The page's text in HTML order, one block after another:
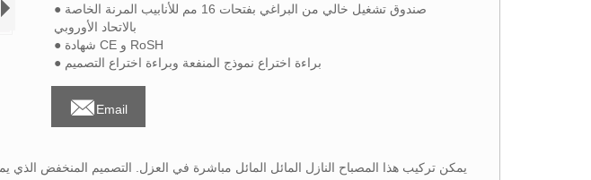
● صندوق تشغيل خالي من البراغي بفتحات 16 مم للأنابيب المرنة الخاصة
بالاتحاد الأوروبي
● شهادة CE و RoSH
● براءة اختراع نموذج المنفعة وبراءة اختراع التصميم
Email